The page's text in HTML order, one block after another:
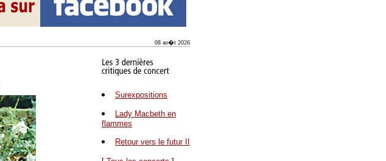
08 ao�t 2026
Surexpositions
Lady Macbeth en
flammes
Retour vers le futur II